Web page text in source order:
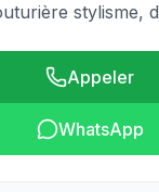
stylisme,
Appeler
WhatsApp